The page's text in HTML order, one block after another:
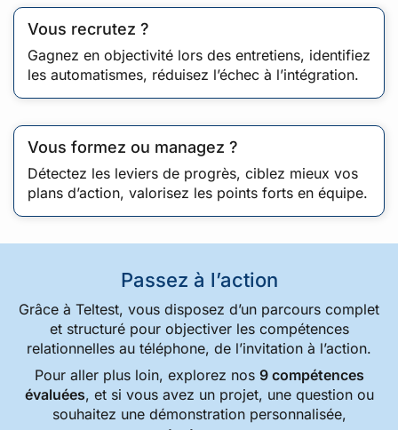
Vous recrutez ?
Gagnez en objectivité lors des entretiens, identifiez
les automatismes, réduisez l’échec à l’intégration.
Vous formez ou managez ?
Détectez les leviers de progrès, ciblez mieux vos
plans d’action, valorisez les points forts en équipe.
Passez à l’action
Grâce à Teltest, vous disposez d’un parcours complet
et structuré pour objectiver les compétences
relationnelles au téléphone, de l’invitation à l’action.
Pour aller plus loin, explorez nos 9 compétences
évaluées, et si vous avez un projet, une question ou
souhaitez une démonstration personnalisée,